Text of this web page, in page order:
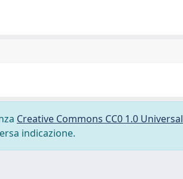
Creative Commons CC0 1.0 Universal
indicazione.